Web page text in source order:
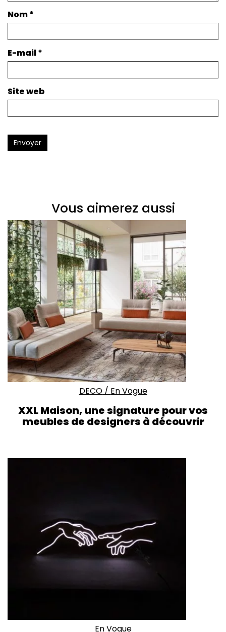
Nom*
E-mail*
Site web
Envoyer
Vous aimerez aussi
DECO/ En Vogue
XXL Maison, une signature pour vos
meubles de designers à découvrir
En Vogue